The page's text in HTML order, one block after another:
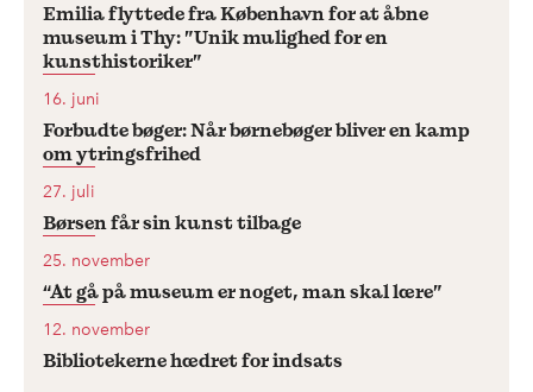
Emilia flyttede fra København for at åbne
museum i Thy: ”Unik mulighed for en
kunsthistoriker”
16. juni
Forbudte bøger: Når børnebøger bliver en kamp
om ytringsfrihed
27. juli
Børsen får sin kunst tilbage
25. november
“At gå på museum er noget, man skal lære”
12. november
Bibliotekerne hædret for indsats